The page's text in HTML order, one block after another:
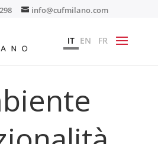
info@cufmilano.com
IT EN FR